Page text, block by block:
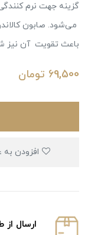
گزینه جهت نرم
می‌شود. صابون
باعث تقویت آن نیز
69,500 تومان
ارسال